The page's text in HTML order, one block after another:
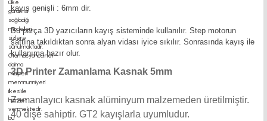
kayış genişli : 6mm dir.
Bu parça 3D yazıcıların kayış sisteminde kullanılır. Step motorun
şaftına takıldıktan sonra alyan vidası iyice sıkılır. Sonrasında kayış ile
kullanıma hazır olur.
3D Printer Zamanlama Kasnak 5mm
Zamanlayıcı kasnak alüminyum malzemeden üretilmiştir.
40 dişe sahiptir. GT2 kayışlarla uyumludur.